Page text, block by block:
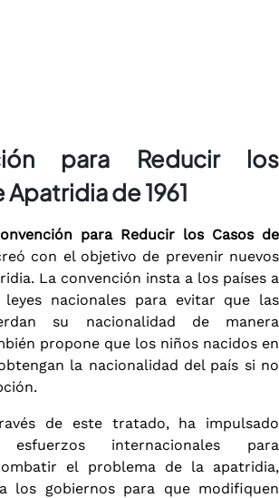
para Reducir los
de 1961
para Reducir los Casos de
con el objetivo de prevenir nuevos
La convención insta a los países a
nacionales para evitar que las
su nacionalidad de manera
propone que los niños nacidos en
la nacionalidad del país si no
de este tratado, ha impulsado
esfuerzos internacionales para
el problema de la apatridia,
los gobiernos para que modifiquen